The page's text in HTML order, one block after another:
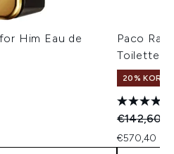
Him Eau de
Paco
Toilette
20%
€142,60
€570,40